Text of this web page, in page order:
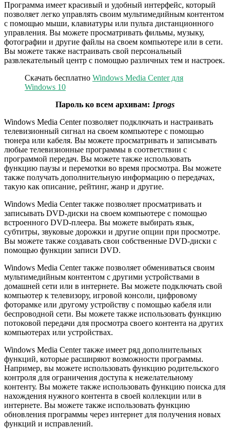
Программа имеет красивый и удобный интерфейс, который
позволяет легко управлять своим мультимедийным контентом
с помощью мыши, клавиатуры или пульта дистанционного
управления. Вы можете просматривать фильмы, музыку,
фотографии и другие файлы на своем компьютере или в сети.
Вы можете также настраивать свой персональный
развлекательный центр с помощью различных тем и настроек.
Скачать бесплатно Windows Media Center для
Windows 10
Пароль ко всем архивам: 1progs
Windows Media Center позволяет подключать и настраивать
телевизионный сигнал на своем компьютере с помощью
тюнера или кабеля. Вы можете просматривать и записывать
любые телевизионные программы в соответствии с
программой передач. Вы можете также использовать
функцию паузы и перемотки во время просмотра. Вы можете
также получать дополнительную информацию о передачах,
такую как описание, рейтинг, жанр и другие.
Windows Media Center также позволяет просматривать и
записывать DVD-диски на своем компьютере с помощью
встроенного DVD-плеера. Вы можете выбирать язык,
субтитры, звуковые дорожки и другие опции при просмотре.
Вы можете также создавать свои собственные DVD-диски с
помощью функции записи DVD.
Windows Media Center также позволяет обмениваться своим
мультимедийным контентом с другими устройствами в
домашней сети или в интернете. Вы можете подключать свой
компьютер к телевизору, игровой консоли, цифровому
фоторамке или другому устройству с помощью кабеля или
беспроводной сети. Вы можете также использовать функцию
потоковой передачи для просмотра своего контента на других
компьютерах или устройствах.
Windows Media Center также имеет ряд дополнительных
функций, которые расширяют возможности программы.
Например, вы можете использовать функцию родительского
контроля для ограничения доступа к нежелательному
контенту. Вы можете также использовать функцию поиска для
нахождения нужного контента в своей коллекции или в
интернете. Вы можете также использовать функцию
обновления программы через интернет для получения новых
функций и исправлений.